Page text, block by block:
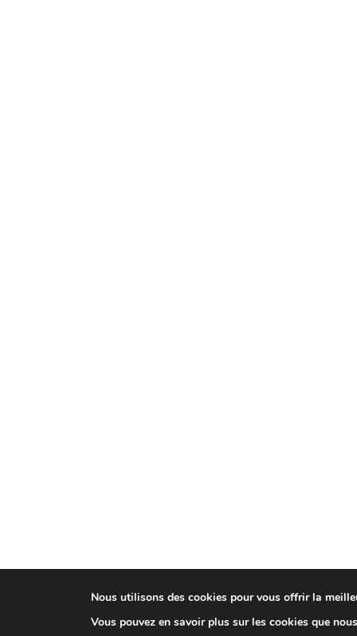
Nous utilisons des cookies pour vous offrir la
Vous pouvez en savoir plus sur les cookies que